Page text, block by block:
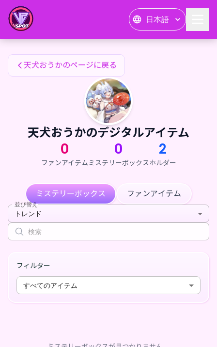
日本語
天犬おうかのファンアイテム
天犬おうかのページに戻る
天犬おうかのデジタルアイテム
0
ファンアイテム
0
ミステリーボックス
2
ホルダー
ミステリーボックス ファンアイテム
並び替え
トレンド
フィルター
すべてのアイテム
天犬おうかのファンアイテム — 24karat